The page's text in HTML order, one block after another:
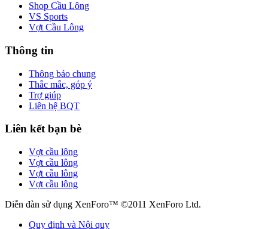
Shop Cầu Lông
VS Sports
Vợt Cầu Lông
Thông tin
Thông báo chung
Thắc mắc, góp ý
Trợ giúp
Liên hệ BQT
Liên kết bạn bè
Vợt cầu lông
Vợt cầu lông
Vợt cầu lông
Vợt cầu lông
Diễn đàn sử dụng XenForo™ ©2011 XenForo Ltd.
Quy định và Nội quy